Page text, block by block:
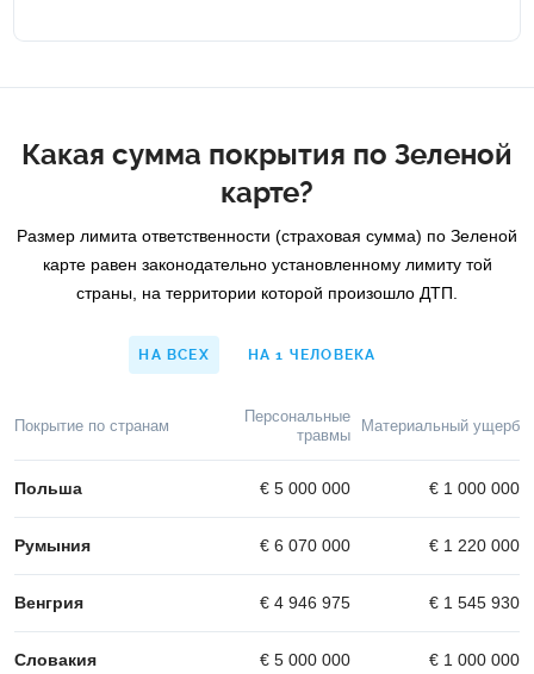
Какая сумма покрытия по Зеленой
карте?
Размер лимита ответственности (страховая сумма) по Зеленой
карте равен законодательно установленному лимиту той
страны, на территории которой произошло ДТП.
НА ВСЕХ НА 1 ЧЕЛОВЕКА
Покрытие по странам
Персональные
травмы
Материальный ущерб
Польша € 5 000 000 € 1 000 000
Румыния € 6 070 000 € 1 220 000
Венгрия € 4 946 975 € 1 545 930
Словакия € 5 000 000 € 1 000 000